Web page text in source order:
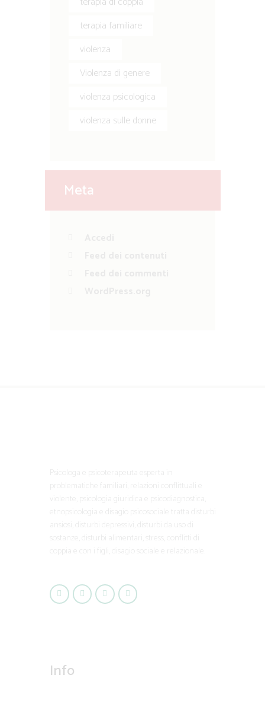
terapia familiare
violenza
Violenza di genere
violenza psicologica
violenza sulle donne
Meta
Info